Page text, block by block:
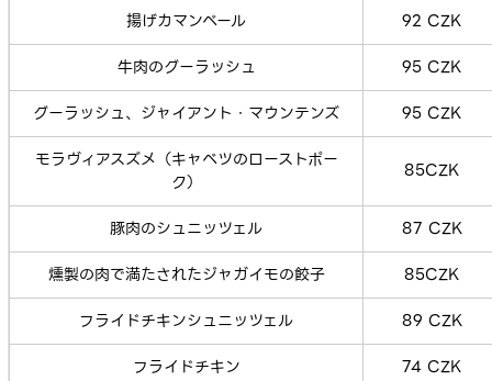
揚げカマンベール
92 CZK
牛肉のグーラッシュ
95 CZK
グーラッシュ、ジャイアント・マウンテンズ
95 CZK
モラヴィアスズメ（キャベツのローストポー
ク）
85CZK
豚肉のシュニッツェル
87 CZK
燻製の肉で満たされたジャガイモの餃子
85CZK
フライドチキンシュニッツェル
89 CZK
フライドチキン
74 CZK